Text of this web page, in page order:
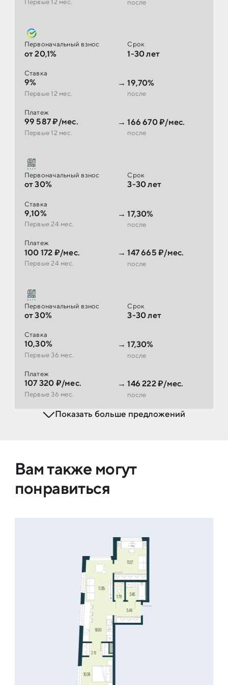
Первые 12 мес. после
Первоначальный взнос
от 20,1%
Ставка
9%
Первые 12 мес.
→ 19,70%
после
Срок
1-30 лет
Платеж
99 587 ₽/мес.
Первые 12 мес.
→ 166 670 ₽/мес.
после
Первоначальный взнос
от 30%
Ставка
9,10%
Первые 24 мес.
→ 17,30%
после
Срок
3-30 лет
Платеж
100 172 ₽/мес.
Первые 24 мес.
→ 147 665 ₽/мес.
после
Первоначальный взнос
от 30%
Ставка
10,30%
Первые 36 мес.
→ 17,30%
после
Срок
3-30 лет
Платеж
107 320 ₽/мес.
Первые 36 мес.
→ 146 222 ₽/мес.
после
Показать больше предложений
Вам также могут
понравиться